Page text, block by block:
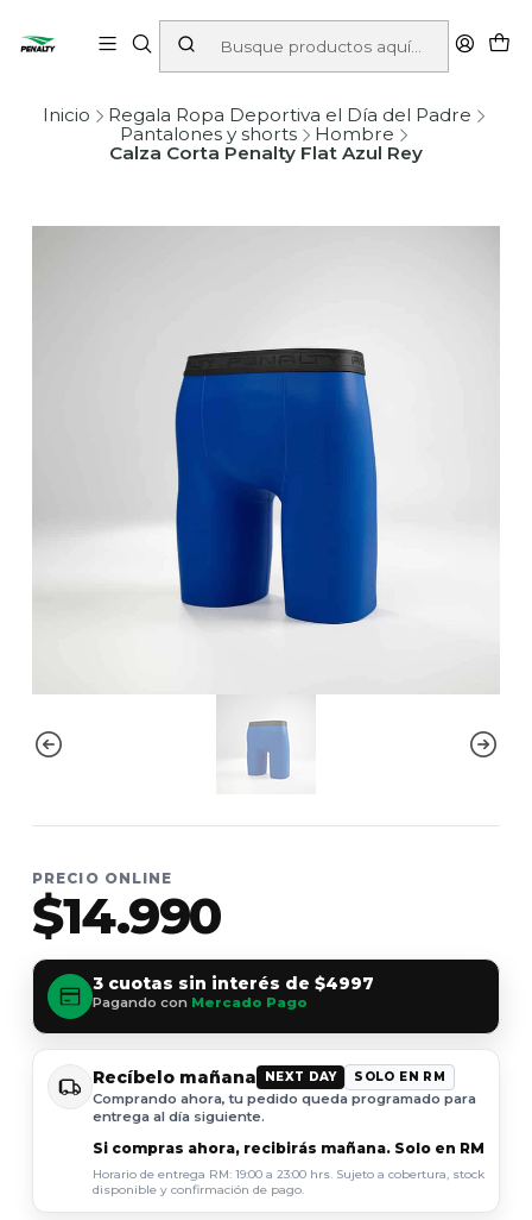
Inicio
Regala Ropa Deportiva el Día del Padre
Pantalones y shorts
Hombre
Calza Corta Penalty Flat Azul Rey
PRECIO ONLINE
$14.990
3 cuotas sin interés de $4997
Pagando con Mercado Pago
Recíbelo mañana NEXT DAY SOLO EN RM
Comprando ahora, tu pedido queda programado para
entrega al día siguiente.
Si compras ahora, recibirás mañana. Solo en RM
Horario de entrega RM: 19:00 a 23:00 hrs. Sujeto a cobertura, stock
disponible y confirmación de pago.